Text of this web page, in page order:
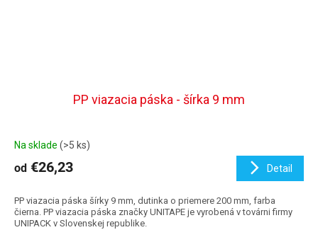
PP viazacia páska - šírka 9 mm
Na sklade (>5 ks)
od €26,23 Detail
PP viazacia páska šírky 9 mm, dutinka o priemere 200 mm, farba
čierna. PP viazacia páska značky UNITAPE je vyrobená v továrni firmy
UNIPACK v Slovenskej republike.